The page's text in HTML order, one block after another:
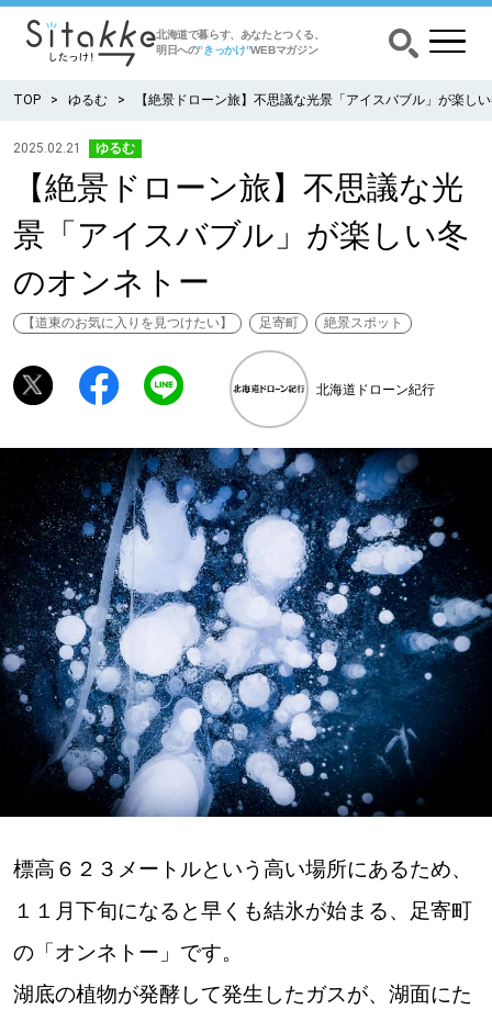
北海道で暮らす、あなたとつくる、
明日への”きっかけ”WEBマガジン
CATEGORY
食べる
出かける
暮らす
育む
深める
ゆるむ
SitakkeTV
LOCAL ローカルエリア
道北
道南
TOP ゆるむ 【絶景ドローン旅】不思議な光景「アイスバブル」が楽し
2025.02.21 ゆるむ
【絶景ドローン旅】不思議な光
景「アイスバブル」が楽しい冬
のオンネトー
【道東のお気に入りを見つけたい】 足寄町 絶景スポット
北海道ドローン紀行
標高６２３メートルという高い場所にあるため、
１１月下旬になると早くも結氷が始まる、足寄町
の「オンネトー」です。
湖底の植物が発酵して発生したガスが、湖面にた